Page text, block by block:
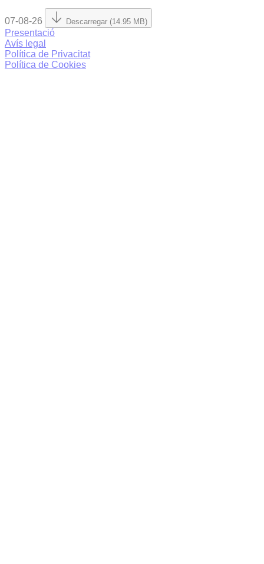
07-08-26 Descarregar (14.95 MB)
Presentació
Avís legal
Política de Privacitat
Política de Cookies